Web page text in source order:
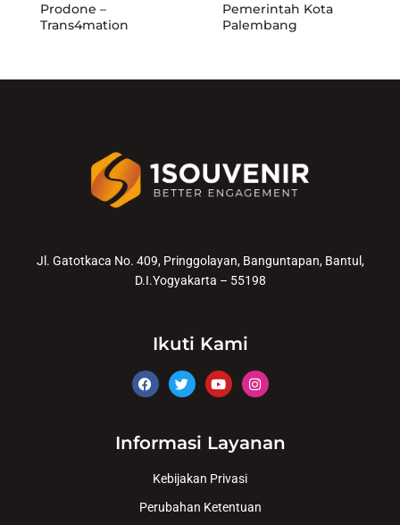
Prodone –
Trans4mation
Pemerintah Kota
Palembang
Jl. Gatotkaca No. 409, Pringgolayan, Banguntapan, Bantul,
D.I.Yogyakarta – 55198
Ikuti Kami
Informasi Layanan
Kebijakan Privasi
Perubahan Ketentuan